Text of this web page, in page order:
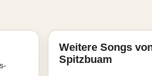
Weitere Songs
Spitzbuam